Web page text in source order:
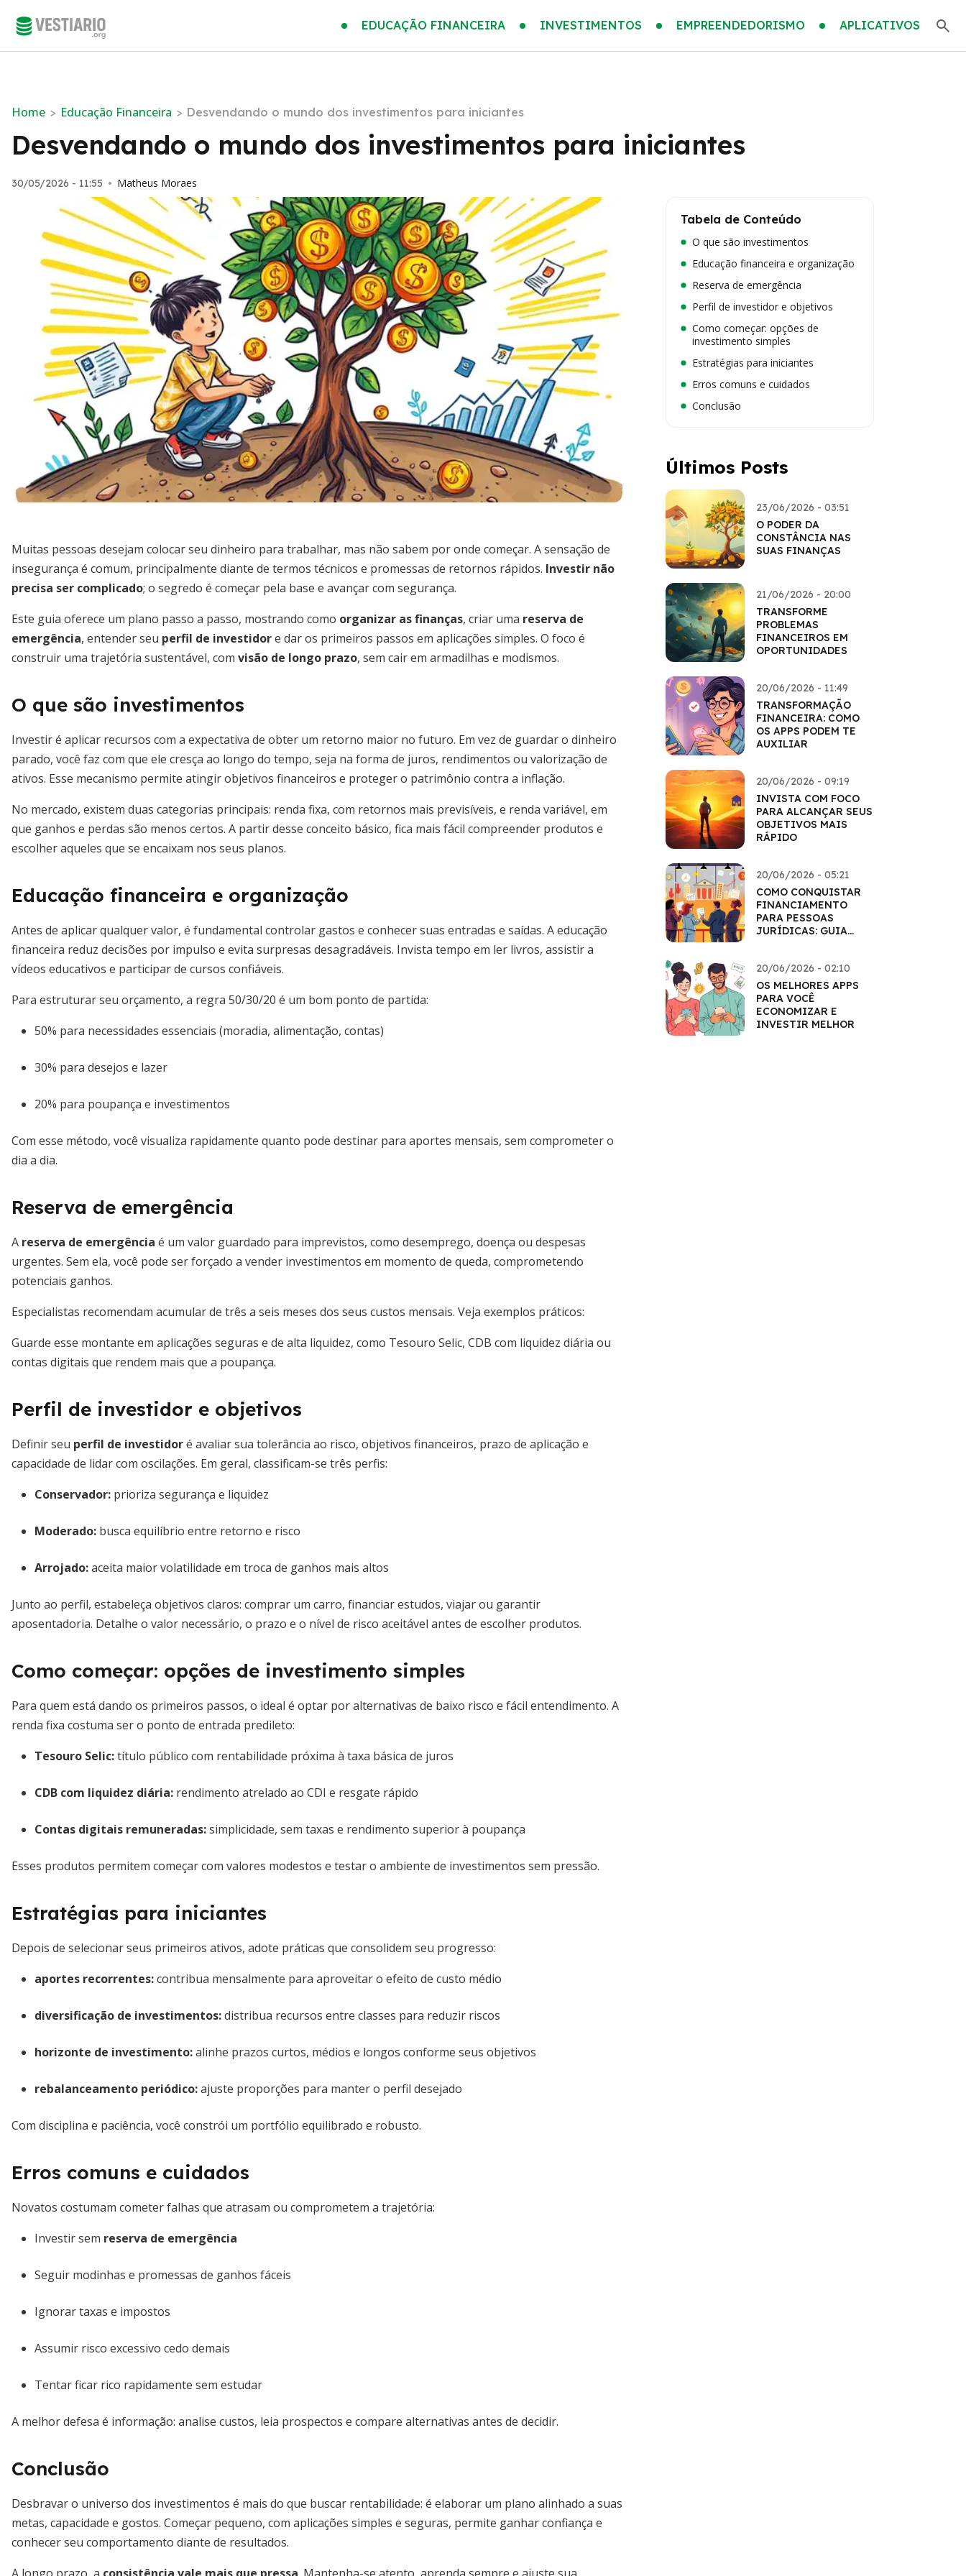
EDUCAÇÃO FINANCEIRA INVESTIMENTOS EMPREENDEDORISMO APLICATIVOS
Home > Educação Financeira > Desvendando o mundo dos investimentos para iniciantes
Desvendando o mundo dos investimentos para iniciantes
30/05/2026 - 11:55 • Matheus Moraes
Muitas pessoas desejam colocar seu dinheiro para trabalhar, mas não sabem por onde começar. A sensação de
insegurança é comum, principalmente diante de termos técnicos e promessas de retornos rápidos. Investir não
precisa ser complicado; o segredo é começar pela base e avançar com segurança.
Este guia oferece um plano passo a passo, mostrando como organizar as finanças, criar uma reserva de
emergência, entender seu perfil de investidore dar os primeiros passos em aplicações simples. O foco é
construir uma trajetória sustentável, com visão de longo prazo, sem cair em armadilhas e modismos.
O que são investimentos
Investir é aplicar recursos com a expectativa de obter um retorno maior no futuro. Em vez de guardar o dinheiro
parado, você faz com que ele cresça ao longo do tempo, seja na forma de juros, rendimentos ou valorização de
ativos. Esse mecanismo permite atingir objetivos financeiros e proteger o patrimônio contra a inflação.
No mercado, existem duas categorias principais: renda fixa, com retornos mais previsíveis, e renda variável, em
que ganhos e perdas são menos certos. A partir desse conceito básico, fica mais fácil compreender produtos e
escolher aqueles que se encaixam nos seus planos.
Educação financeira e organização
Antes de aplicar qualquer valor, é fundamental controlar gastos e conhecer suas entradas e saídas. A educação
financeira reduz decisões por impulso e evita surpresas desagradáveis. Invista tempo em ler livros, assistir a
vídeos educativos e participar de cursos confiáveis.
Para estruturar seu orçamento, a regra 50/30/20 é um bom ponto de partida:
50% para necessidades essenciais (moradia, alimentação, contas)
30% para desejos e lazer
20% para poupança e investimentos
Com esse método, você visualiza rapidamente quanto pode destinar para aportes mensais, sem comprometer o
dia a dia.
Reserva de emergência
A reserva de emergência é um valor guardado para imprevistos, como desemprego, doença ou despesas
urgentes. Sem ela, você pode ser forçado a vender investimentos em momento de queda, comprometendo
potenciais ganhos.
Especialistas recomendam acumular de três a seis meses dos seus custos mensais. Veja exemplos práticos:
Guarde esse montante em aplicações seguras e de alta liquidez, como Tesouro Selic, CDB com liquidez diária ou
contas digitais que rendem mais que a poupança.
Perfil de investidor e objetivos
Definir seu perfil de investidoré avaliar sua tolerância ao risco, objetivos financeiros, prazo de aplicação e
capacidade de lidar com oscilações. Em geral, classificam-se três perfis:
Conservador: prioriza segurança e liquidez
Moderado: busca equilíbrio entre retorno e risco
Arrojado:aceita maior volatilidade em troca de ganhos mais altos
Junto ao perfil, estabeleça objetivos claros: comprar um carro, financiar estudos, viajar ou garantir
aposentadoria. Detalhe o valor necessário, o prazo e o nível de risco aceitável antes de escolher produtos.
Como começar: opções de investimento simples
Para quem está dando os primeiros passos, o ideal é optar por alternativas de baixo risco e fácil entendimento. A
renda fixa costuma ser o ponto de entrada predileto:
Tesouro Selic:título público com rentabilidade próxima à taxa básica de juros
CDB com liquidez diária: rendimento atrelado ao CDI e resgate rápido
Contas digitais remuneradas:simplicidade, sem taxas e rendimento superior à poupança
Esses produtos permitem começar com valores modestos e testar o ambiente de investimentos sem pressão.
Estratégias para iniciantes
Depois de selecionar seus primeiros ativos, adote práticas que consolidem seu progresso:
aportes recorrentes:contribua mensalmente para aproveitar o efeito de custo médio
diversificação de investimentos:distribua recursos entre classes para reduzir riscos
horizonte de investimento:alinhe prazos curtos, médios e longos conforme seus objetivos
rebalanceamento periódico:ajuste proporções para manter o perfil desejado
Com disciplina e paciência, você constrói um portfólio equilibrado e robusto.
Erros comuns e cuidados
Novatos costumam cometer falhas que atrasam ou comprometem a trajetória:
Investir sem reserva de emergência
Seguir modinhas e promessas de ganhos fáceis
Ignorar taxas e impostos
Assumir risco excessivo cedo demais
Tentar ficar rico rapidamente sem estudar
A melhor defesa é informação: analise custos, leia prospectos e compare alternativas antes de decidir.
Conclusão
Desbravar o universo dos investimentos é mais do que buscar rentabilidade: é elaborar um plano alinhado a suas
metas, capacidade e gostos. Começar pequeno, com aplicações simples e seguras, permite ganhar confiança e
conhecer seu comportamento diante de resultados.
Tabela de Conteúdo
O que são investimentos
Educação financeira e organização
Reserva de emergência
Perfil de investidor e objetivos
Como começar: opções de
investimento simples
Estratégias para iniciantes
Erros comuns e cuidados
Conclusão
Últimos Posts
23/06/2026 - 03:51
O PODER DA
CONSTÂNCIA NAS
SUAS FINANÇAS
21/06/2026 - 20:00
TRANSFORME
PROBLEMAS
FINANCEIROS EM
OPORTUNIDADES
20/06/2026 - 11:49
TRANSFORMAÇÃO
FINANCEIRA: COMO
OS APPS PODEM TE
AUXILIAR
20/06/2026 - 09:19
INVISTA COM FOCO
PARA ALCANÇAR SEUS
OBJETIVOS MAIS
RÁPIDO
20/06/2026 - 05:21
COMO CONQUISTAR
FINANCIAMENTO
PARA PESSOAS
JURÍDICAS: GUIA
20/06/2026 - 02:10
OS MELHORES APPS
PARA VOCÊ
ECONOMIZAR E
INVESTIR MELHOR